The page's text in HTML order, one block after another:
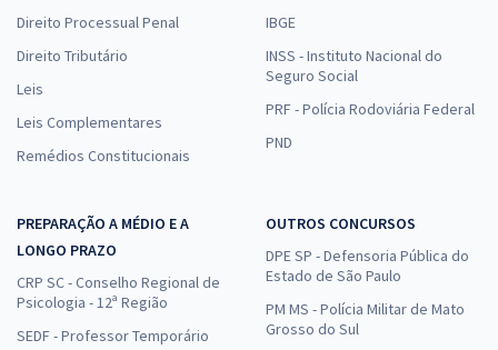
Direito Processual Penal
Direito Tributário
Leis
Leis Complementares
Remédios Constitucionais
IBGE
INSS - Instituto Nacional do
Seguro Social
PRF - Polícia Rodoviária Federal
PND
PREPARAÇÃO A MÉDIO E A
LONGO PRAZO
CRP SC - Conselho Regional de
Psicologia - 12ª Região
SEDF - Professor Temporário
OUTROS CONCURSOS
DPE SP - Defensoria Pública do
Estado de São Paulo
PM MS - Polícia Militar de Mato
Grosso do Sul